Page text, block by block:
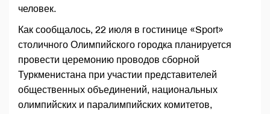
человек.
Как сообщалось, 22 июля в гостинице «Sport»
столичного Олимпийского городка планируется
провести церемонию проводов сборной
Туркменистана при участии представителей
общественных объединений, национальных
олимпийских и паралимпийских комитетов,